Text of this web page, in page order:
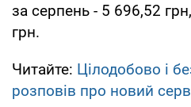
за серпень - 5 696,52
грн.
Читайте: Цілодобово і
розповів про новий